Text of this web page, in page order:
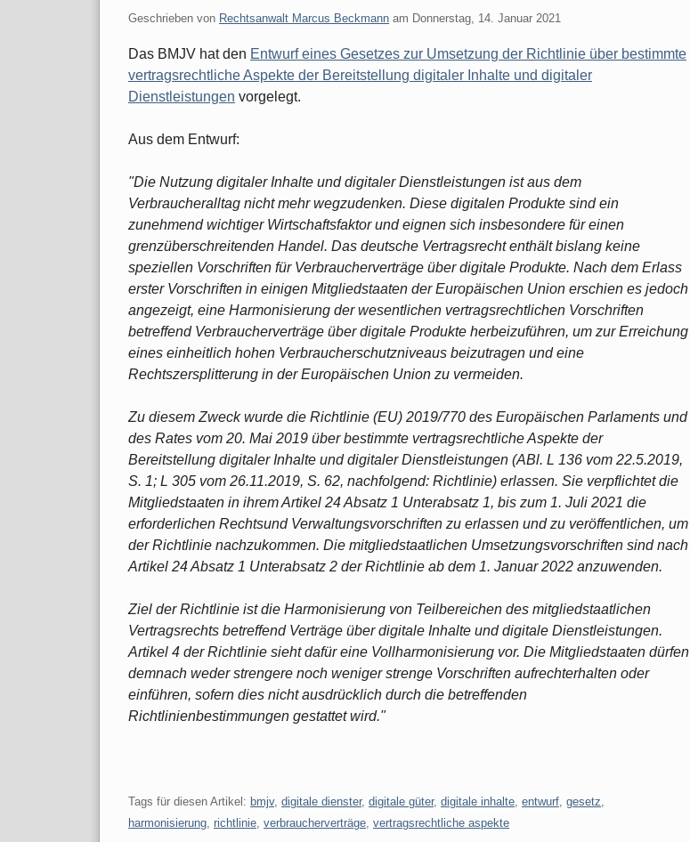
Geschrieben von Rechtsanwalt Marcus Beckmann am Donnerstag, 14. Januar 2021
Das BMJV hat den Entwurf eines Gesetzes zur Umsetzung der Richtlinie über bestimmte
vertragsrechtliche Aspekte der Bereitstellung digitaler Inhalte und digitaler
Dienstleistungen vorgelegt.
Aus dem Entwurf:
"Die Nutzung digitaler Inhalte und digitaler Dienstleistungen ist aus dem
Verbraucheralltag nicht mehr wegzudenken. Diese digitalen Produkte sind ein
zunehmend wichtiger Wirtschaftsfaktor und eignen sich insbesondere für einen
grenzüberschreitenden Handel. Das deutsche Vertragsrecht enthält bislang keine
speziellen Vorschriften für Verbraucherverträge über digitale Produkte. Nach dem Erlass
erster Vorschriften in einigen Mitgliedstaaten der Europäischen Union erschien es jedoch
angezeigt, eine Harmonisierung der wesentlichen vertragsrechtlichen Vorschriften
betreffend Verbraucherverträge über digitale Produkte herbeizuführen, um zur Erreichung
eines einheitlich hohen Verbraucherschutzniveaus beizutragen und eine
Rechtszersplitterung in der Europäischen Union zu vermeiden.
Zu diesem Zweck wurde die Richtlinie (EU) 2019/770 des Europäischen Parlaments und
des Rates vom 20. Mai 2019 über bestimmte vertragsrechtliche Aspekte der
Bereitstellung digitaler Inhalte und digitaler Dienstleistungen (ABl. L 136 vom 22.5.2019,
S. 1; L 305 vom 26.11.2019, S. 62, nachfolgend: Richtlinie) erlassen. Sie verpflichtet die
Mitgliedstaaten in ihrem Artikel 24 Absatz 1 Unterabsatz 1, bis zum 1. Juli 2021 die
erforderlichen Rechtsund Verwaltungsvorschriften zu erlassen und zu veröffentlichen, um
der Richtlinie nachzukommen. Die mitgliedstaatlichen Umsetzungsvorschriften sind nach
Artikel 24 Absatz 1 Unterabsatz 2 der Richtlinie ab dem 1. Januar 2022 anzuwenden.
Ziel der Richtlinie ist die Harmonisierung von Teilbereichen des mitgliedstaatlichen
Vertragsrechts betreffend Verträge über digitale Inhalte und digitale Dienstleistungen.
Artikel 4 der Richtlinie sieht dafür eine Vollharmonisierung vor. Die Mitgliedstaaten dürfen
demnach weder strengere noch weniger strenge Vorschriften aufrechterhalten oder
einführen, sofern dies nicht ausdrücklich durch die betreffenden
Richtlinienbestimmungen gestattet wird."
Tags für diesen Artikel: bmjv, digitale dienster, digitale güter, digitale inhalte entwurf gesetz
harmonisierung richtlinie verbraucherverträge vertragsrechtliche aspekte